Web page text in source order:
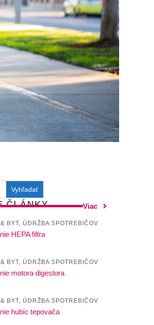
ČLÁNKY Viac
BYT, ÚDRŽBA SPOTREBIČOV
HEPA filtra
BYT, ÚDRŽBA SPOTREBIČOV
motora digestora
BYT, ÚDRŽBA SPOTREBIČOV
hubíc tepovača